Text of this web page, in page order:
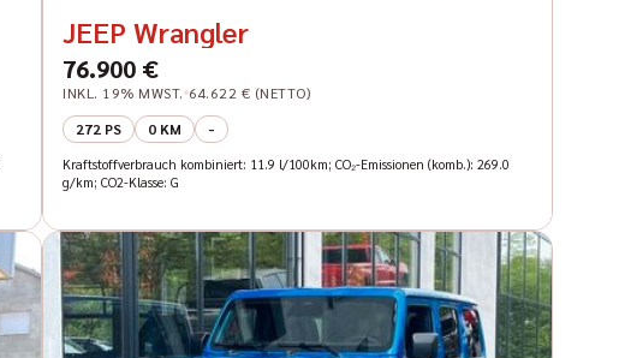
JEEP Wrangler
76.900 €
INKL. 19% MWST. 64.622 € (NETTO)
272 PS
0 KM -
Kraftstoffverbrauch kombiniert: 11.9 l/100km; CO₂-Emissionen (komb.): 269.0
g/km; CO2-Klasse: G